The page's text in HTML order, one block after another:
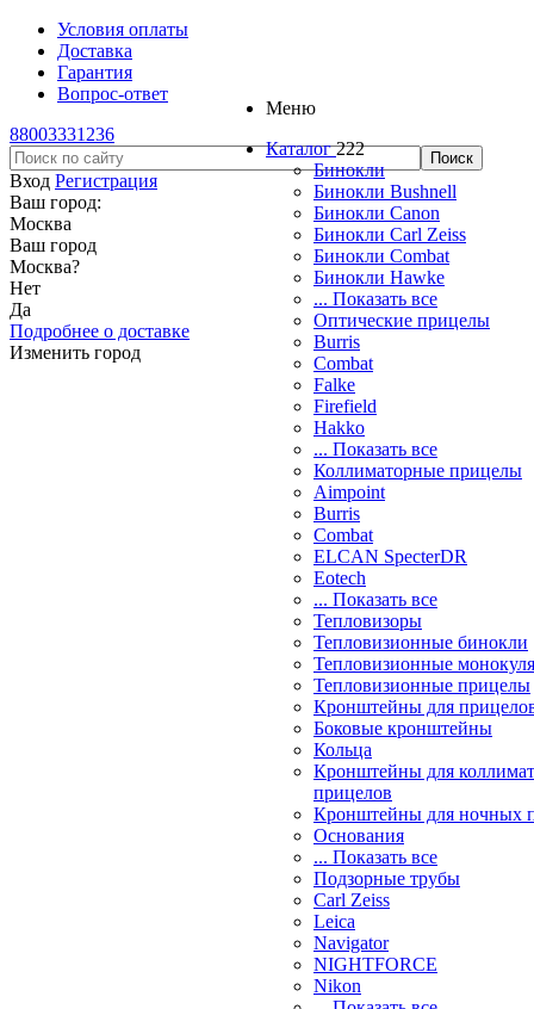
Условия оплаты
Доставка
Гарантия
Вопрос-ответ
88003331236
Вход Регистрация
Ваш город:
Москва
Ваш город
Москва?
Нет
Да
Подробнее о доставке
Изменить город
Меню
Каталог 222
Бинокли
Бинокли Bushnell
Бинокли Canon
Бинокли Carl Zeiss
Бинокли Combat
Бинокли Hawke
... Показать все
Оптические прицелы
Burris
Combat
Falke
Firefield
Hakko
... Показать все
Коллиматорные прицелы
Aimpoint
Burris
Combat
ELCAN SpecterDR
Eotech
... Показать все
Тепловизоры
Тепловизионные бинокли
Тепловизионные
Тепловизионные прицелы
Кронштейны для
Боковые кронштейны
Кольца
Кронштейны для
прицелов
Кронштейны для ночных
Основания
... Показать все
Подзорные трубы
Carl Zeiss
Leica
Navigator
NIGHTFORCE
Nikon